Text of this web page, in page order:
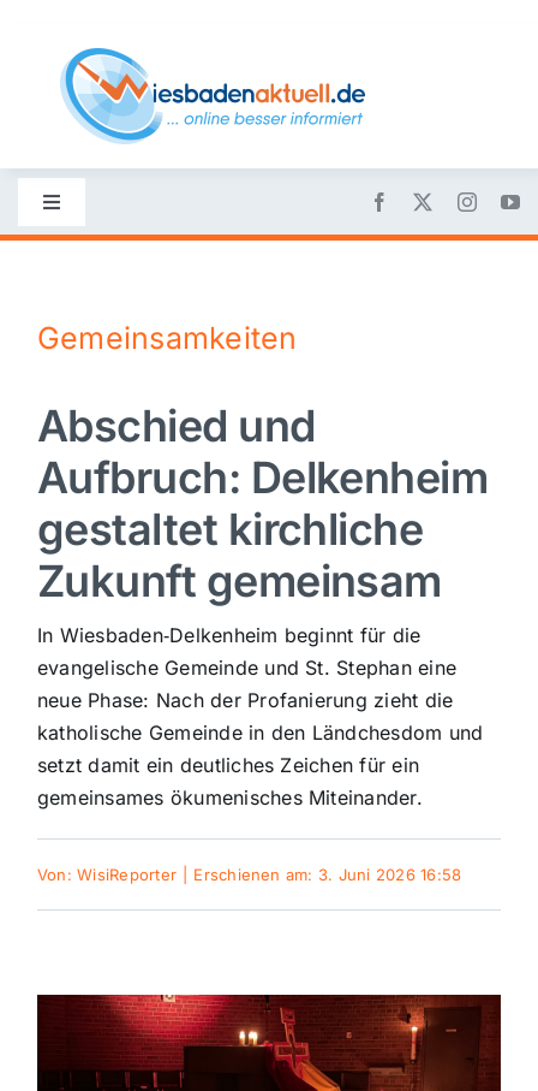
content
Toggle
Navigation
Nachrichten
Politik
Wirtschaft
Sport
Kultur
Panorama
Polizeimeldungen
Gemeinsamkeiten
Abschied und
Aufbruch: Delkenheim
gestaltet kirchliche
Zukunft gemeinsam
In Wiesbaden‑Delkenheim beginnt für die
evangelische Gemeinde und St. Stephan eine
neue Phase: Nach der Profanierung zieht die
katholische Gemeinde in den Ländchesdom und
setzt damit ein deutliches Zeichen für ein
gemeinsames ökumenisches Miteinander.
Von:WisiReporter Erschienen am: 3. Juni 2026 16:58